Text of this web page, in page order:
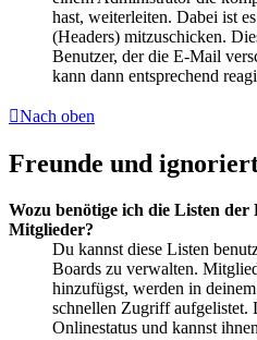
hast, weiterleiten. Dabei ist
(Headers) mitzuschicken.
Benutzer, der die E-Mail
kann dann entsprechend
Nach oben
Freunde und
Wozu benötige ich die Listen
Mitglieder?
Du kannst diese Listen
Boards zu verwalten.
hinzufügst, werden in
schnellen Zugriff aufgelistet.
Onlinestatus und kannst